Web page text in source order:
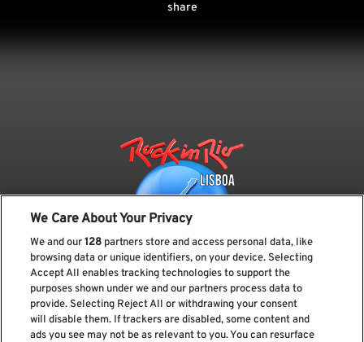
share
Subscreve a nossa newsletter
We Care About Your Privacy
We and our128 partners store and access personal data, like
browsing data or unique identifiers, on your device. Selecting
Accept All enables tracking technologies to support the
purposes shown under we and our partners process data to
provide. Selecting Reject All or withdrawing your consent
will disable them. If trackers are disabled, some content and
ads you see may not be as relevant to you. You can resurface